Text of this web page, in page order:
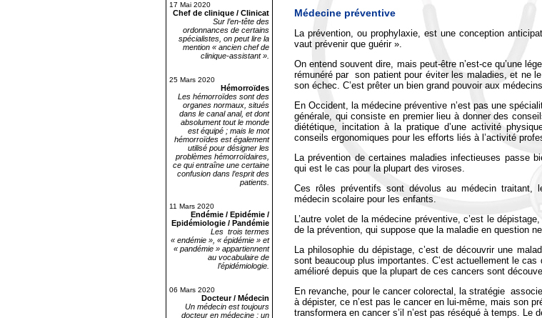
17 Mai 2020
Chef de clinique / Clinicat
Sur l’en-tête des
ordonnances de certains
spécialistes, on peut lire la
mention « ancien chef de
clinique-assistant ».
25 Mars 2020
Hémorroïdes
Les hémorroïdes sont des
organes normaux, situés
dans le canal anal, et dont
absolument tout le monde
est équipé ; mais le mot
hémorroïdes est également
utilisé pour désigner les
problèmes hémorroïdaires,
ce qui entraîne une certaine
confusion dans l’esprit des
patients.
11 Mars 2020
Endémie / Epidémie /
Epidémiologie / Pandémie
Les trois termes
« endémie », « épidémie » et
« pandémie » appartiennent
au vocabulaire de
l’épidémiologie.
06 Mars 2020
Docteur / Médecin
Un médecin est toujours
docteur en médecine ; un
Médecine préventive
La prévention, ou prophylaxie, est une conception
vaut prévenir que guérir ».
On entend souvent dire, mais peut-être n’est-ce qu’une
rémunéré par son patient pour éviter les maladies, et ne
son échec. C’est prêter un bien grand pouvoir aux médecins.
En Occident, la médecine préventive n’est pas une
générale, qui consiste en premier lieu à donner des
diététique, incitation à la pratique d’une activité
conseils ergonomiques pour les efforts liés à l’activité
La prévention de certaines maladies infectieuses passe
qui est le cas pour la plupart des viroses.
Ces rôles préventifs sont dévolus au médecin traitant,
médecin scolaire pour les enfants.
L’autre volet de la médecine préventive, c’est le
de la prévention, qui suppose que la maladie en question
La philosophie du dépistage, c’est de découvrir une
sont beaucoup plus importantes. C’est actuellement le
amélioré depuis que la plupart de ces cancers sont
En revanche, pour le cancer colorectal, la stratégie
à dépister, ce n’est pas le cancer en lui-même, mais son
transformera en cancer s’il n’est pas réséqué à temps. Le